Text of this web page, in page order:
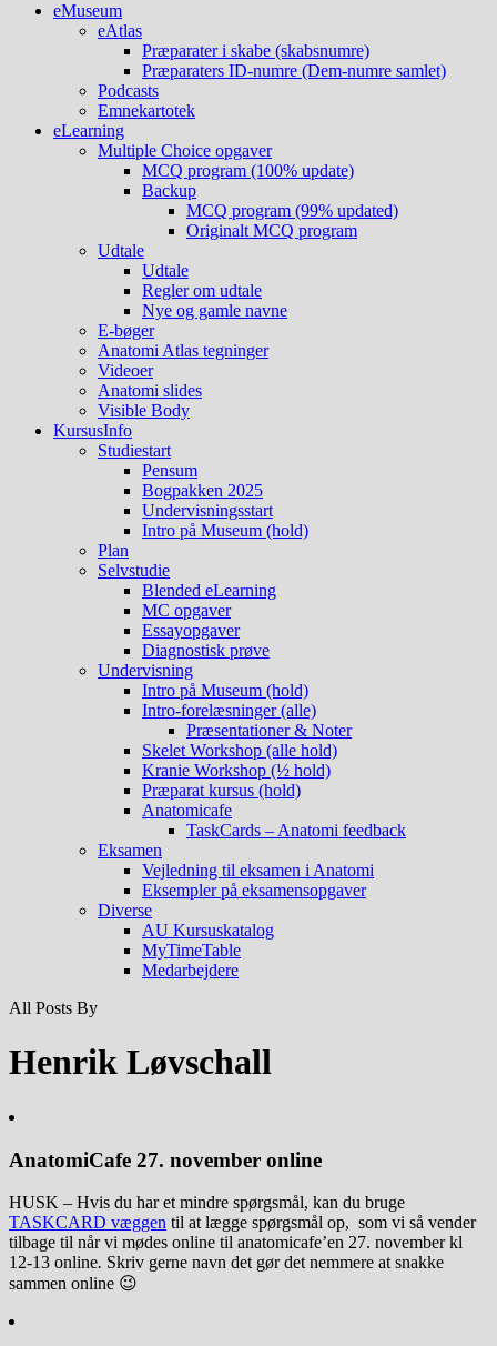
eMuseum
eAtlas
Præparater i skabe (skabsnumre)
Præparaters ID-numre (Dem-numre samlet)
Podcasts
Emnekartotek
eLearning
Multiple Choice opgaver
MCQ program (100% update)
Backup
MCQ program (99% updated)
Originalt MCQ program
Udtale
Udtale
Regler om udtale
Nye og gamle navne
E-bøger
Anatomi Atlas tegninger
Videoer
Anatomi slides
Visible Body
KursusInfo
Studiestart
Pensum
Bogpakken 2025
Undervisningsstart
Intro på Museum (hold)
Plan
Selvstudie
Blended eLearning
MC opgaver
Essayopgaver
Diagnostisk prøve
Undervisning
Intro på Museum (hold)
Intro-forelæsninger (alle)
Præsentationer & Noter
Skelet Workshop (alle hold)
Kranie Workshop (½ hold)
Præparat kursus (hold)
Anatomicafe
TaskCards – Anatomi feedback
Eksamen
Vejledning til eksamen i Anatomi
Eksempler på eksamensopgaver
Diverse
AU Kursuskatalog
MyTimeTable
Medarbejdere
All Posts By
Henrik Løvschall
AnatomiCafe 27. november online
HUSK – Hvis du har et mindre spørgsmål, kan du bruge
TASKCARD væggen til at lægge spørgsmål op, som vi så vender
tilbage til når vi mødes online til anatomicafe’en 27. november kl
12-13 online. Skriv gerne navn det gør det nemmere at snakke
sammen online 😉